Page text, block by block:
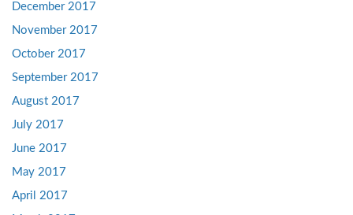
December 2017
November 2017
October 2017
September 2017
August 2017
July 2017
June 2017
May 2017
April 2017